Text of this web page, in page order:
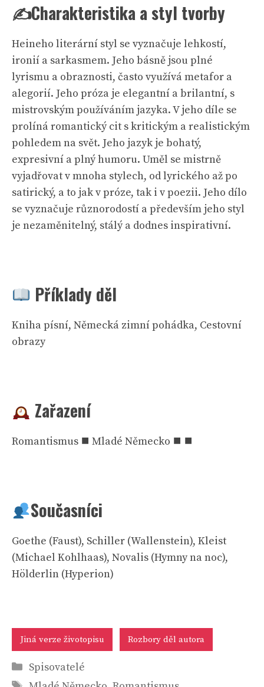
✍️Charakteristika a styl tvorby
Heineho literární styl se vyznačuje lehkostí,
ironií a sarkasmem. Jeho básně jsou plné
lyrismu a obraznosti, často využívá metafor a
alegorií. Jeho próza je elegantní a brilantní, s
mistrovským používáním jazyka. V jeho díle se
prolíná romantický cit s kritickým a realistickým
pohledem na svět. Jeho jazyk je bohatý,
expresivní a plný humoru. Uměl se mistrně
vyjadřovat v mnoha stylech, od lyrického až po
satirický, a to jak v próze, tak i v poezii. Jeho dílo
se vyznačuje různorodostí a především jeho styl
je nezaměnitelný, stálý a dodnes inspirativní.
Příklady děl
Kniha písní, Německá zimní pohádka, Cestovní
obrazy
Zařazení
Romantismus ⯀ Mladé Německo ⯀ ⯀
Současníci
Goethe (Faust), Schiller (Wallenstein), Kleist
(Michael Kohlhaas), Novalis (Hymny na noc),
Hölderlin (Hyperion)
Jiná verze životopisu Rozbory děl autora
Rubriky
Spisovatelé